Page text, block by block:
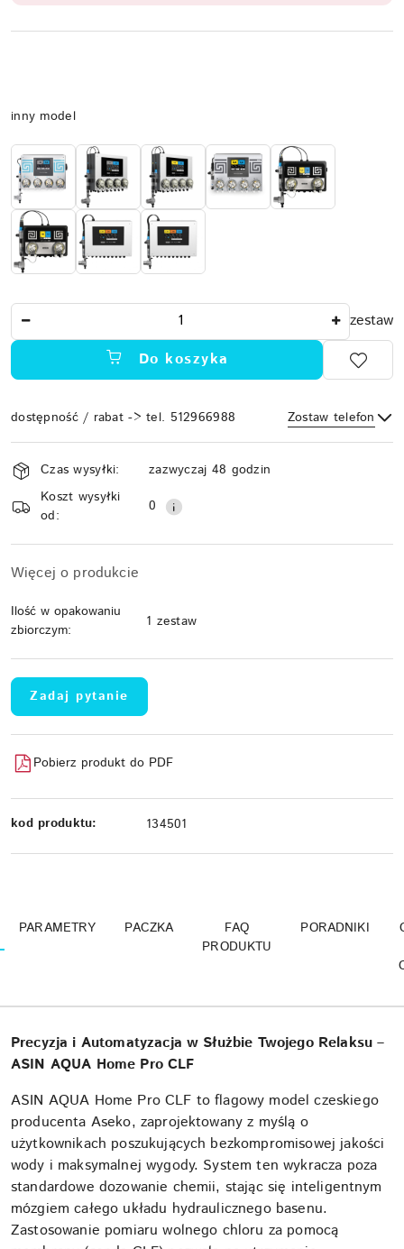
Wariant
inny model
zestaw
Do koszyka
dostępność / rabat -> tel. 512966988 Zostaw telefon
Wyślij
Dostępność
i
dostawa
Czas wysyłki:
zazwyczaj 48 godzin
Koszt wysyłki
od:
0
Więcej o produkcie
Ilość w opakowaniu
zbiorczym:
1 zestaw
Zadaj pytanie
Pobierz produkt do PDF
kod produktu: 134501
PARAMETRY PACZKA
FAQ
PRODUKTU
PORADNIKI
Precyzja i Automatyzacja w Służbie Twojego Relaksu –
ASIN AQUA Home Pro CLF
ASIN AQUA Home Pro CLF to flagowy model czeskiego
producenta Aseko, zaprojektowany z myślą o
użytkownikach poszukujących bezkompromisowej jakości
wody i maksymalnej wygody. System ten wykracza poza
standardowe dozowanie chemii, stając się inteligentnym
mózgiem całego układu hydraulicznego basenu.
Zastosowanie pomiaru wolnego chloru za pomocą